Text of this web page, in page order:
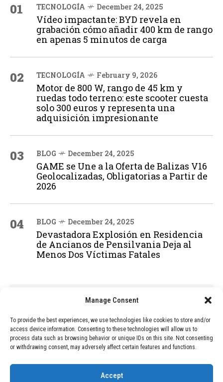
Manage Consent
To provide the best experiences, we use technologies like cookies to store and/or
access device information. Consenting to these technologies will allow us to
process data such as browsing behavior or unique IDs on this site. Not consenting
or withdrawing consent, may adversely affect certain features and functions.
Accept
01 TECNOLOGÍA December 24, 2025
Vídeo impactante: BYD revela en
grabación cómo añadir 400 km de rango
en apenas 5 minutos de carga
02 TECNOLOGÍA February 9, 2026
Motor de 800 W, rango de 45 km y
ruedas todo terreno: este scooter cuesta
solo 300 euros y representa una
adquisición impresionante
03 BLOG December 24, 2025
GAME se Une a la Oferta de Balizas V16
Geolocalizadas, Obligatorias a Partir de
2026
04 BLOG December 24, 2025
Devastadora Explosión en Residencia
de Ancianos de Pensilvania Deja al
Menos Dos Víctimas Fatales